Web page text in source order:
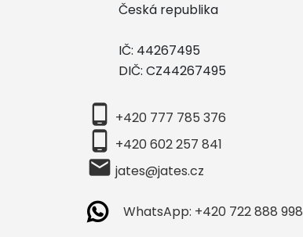
Česká republika
IČ: 44267495
DIČ: CZ44267495
phone_android +420 777 785 376
phone_android +420 602 257 841
local_post_office jates@jates.cz
WhatsApp: +420 722 888 998